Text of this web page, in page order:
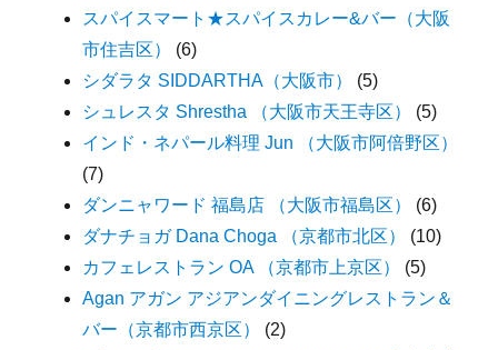
スパイスマート★スパイスカレー&バー（大阪
市住吉区）
(6)
シダラタ SIDDARTHA（大阪市）
(5)
シュレスタ Shrestha （大阪市天王寺区）
(5)
インド・ネパール料理 Jun （大阪市阿倍野区）
(7)
ダンニャワード 福島店 （大阪市福島区）
(6)
ダナチョガ Dana Choga （京都市北区）
(10)
カフェレストラン OA （京都市上京区）
(5)
Agan アガン アジアンダイニングレストラン＆
バー（京都市西京区）
(2)